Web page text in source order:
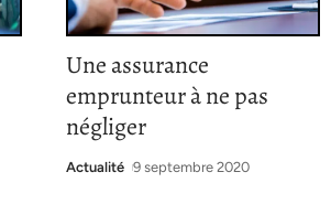
Une assurance
emprunteur à ne pas
négliger
Actualité 9 septembre 2020